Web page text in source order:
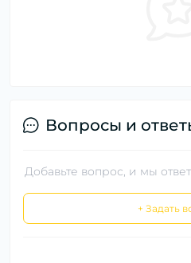
Вопросы и
Добавьте вопрос, и мы
+ Задать